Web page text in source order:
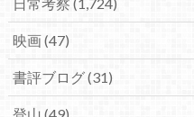
映画(47)
書評ブログ(31)